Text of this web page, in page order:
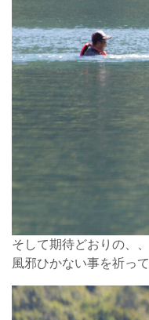
そして期待どおりの、、
風邪ひかない事を祈っ